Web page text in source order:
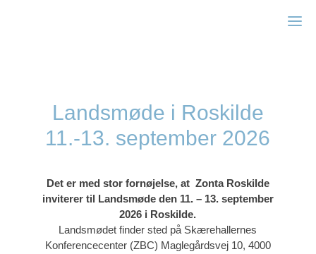
Landsmøde i Roskilde
11.-13. september 2026
Det er med stor fornøjelse, at Zonta Roskilde
inviterer til Landsmøde den 11. – 13. september
2026 i Roskilde.
Landsmødet finder sted på Skærehallernes
Konferencecenter (ZBC) Maglegårdsvej 10, 4000